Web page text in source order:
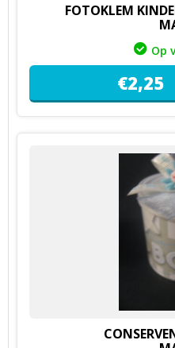
FOTOKLEM
Op
€2,25